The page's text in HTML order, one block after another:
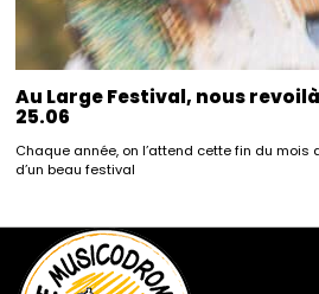
Au Large Festival, nous
25.06
Chaque année, on l’attend cette fin du mois
d’un beau festival